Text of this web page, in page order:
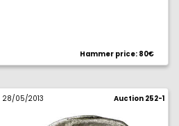
Hammer price: 80€
28/05/2013 Auction 252-1